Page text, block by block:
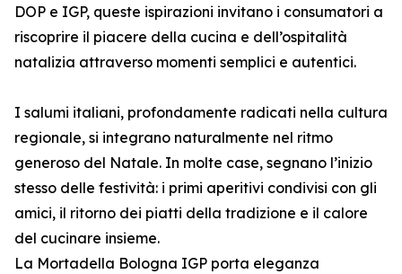
DOP e IGP, queste ispirazioni invitano i consumatori a
riscoprire il piacere della cucina e dell’ospitalità
natalizia attraverso momenti semplici e autentici.
I salumi italiani, profondamente radicati nella cultura
regionale, si integrano naturalmente nel ritmo
generoso del Natale. In molte case, segnano l’inizio
stesso delle festività: i primi aperitivi condivisi con gli
amici, il ritorno dei piatti della tradizione e il calore
del cucinare insieme.
La Mortadella Bologna IGP porta eleganza